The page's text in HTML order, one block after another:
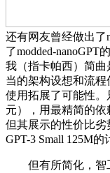
还有网友曾经做出了
了modded-
我（指卡帕西）简曲
当的架构设想和流
使用拓展了可能性。
元），用最精简的依
但其展示的性价比劣
GPT-3 Small 125M的
但有所简化，智工